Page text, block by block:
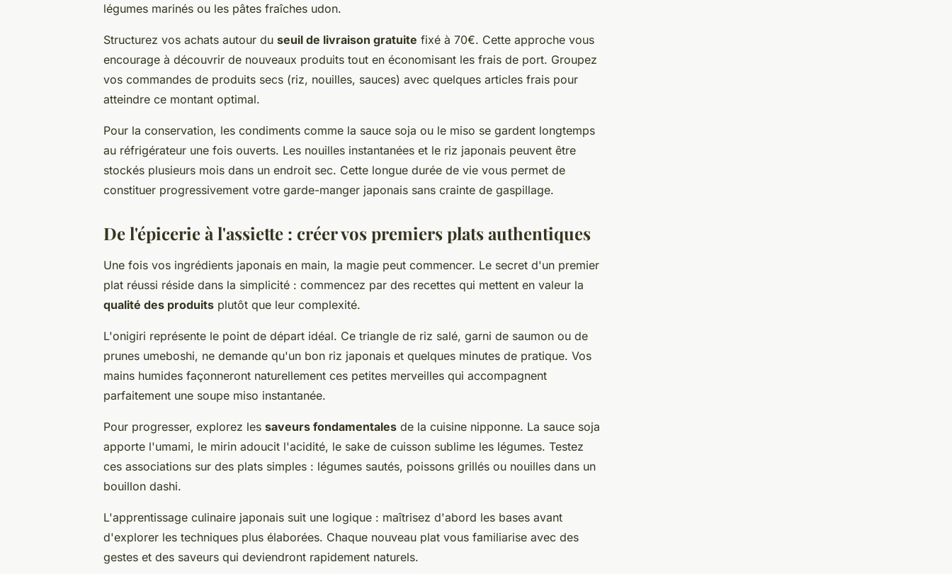
légumes marinés ou les pâtes fraîches udon.
Structurez vos achats autour du seuil de livraison gratuite fixé à 70€. Cette approche vous
encourage à découvrir de nouveaux produits tout en économisant les frais de port. Groupez
vos commandes de produits secs (riz, nouilles, sauces) avec quelques articles frais pour
atteindre ce montant optimal.
Pour la conservation, les condiments comme la sauce soja ou le miso se gardent longtemps
au réfrigérateur une fois ouverts. Les nouilles instantanées et le riz japonais peuvent être
stockés plusieurs mois dans un endroit sec. Cette longue durée de vie vous permet de
constituer progressivement votre garde-manger japonais sans crainte de gaspillage.
De l'épicerie à l'assiette : créer vos premiers plats authentiques
Une fois vos ingrédients japonais en main, la magie peut commencer. Le secret d'un premier
plat réussi réside dans la simplicité : commencez par des recettes qui mettent en valeur la
qualité des produits plutôt que leur complexité.
L'onigiri représente le point de départ idéal. Ce triangle de riz salé, garni de saumon ou de
prunes umeboshi, ne demande qu'un bon riz japonais et quelques minutes de pratique. Vos
mains humides façonneront naturellement ces petites merveilles qui accompagnent
parfaitement une soupe miso instantanée.
Pour progresser, explorez les saveurs fondamentales de la cuisine nipponne. La sauce soja
apporte l'umami, le mirin adoucit l'acidité, le sake de cuisson sublime les légumes. Testez
ces associations sur des plats simples : légumes sautés, poissons grillés ou nouilles dans un
bouillon dashi.
L'apprentissage culinaire japonais suit une logique : maîtrisez d'abord les bases avant
d'explorer les techniques plus élaborées. Chaque nouveau plat vous familiarise avec des
gestes et des saveurs qui deviendront rapidement naturels.